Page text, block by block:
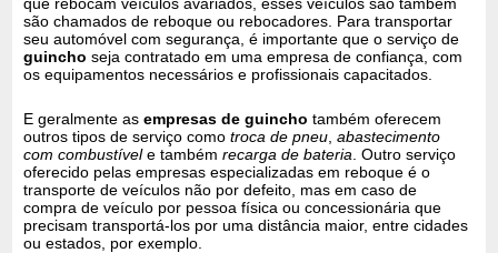
são chamados de reboque ou rebocadores. Para transportar
seu automóvel com segurança, é importante que o serviço de
guincho seja contratado em uma empresa de confiança, com
os equipamentos necessários e profissionais capacitados.
E geralmente asempresas de guincho também oferecem
outros tipos de serviço comotroca de pneu ,abastecimento
com combustívele tambémrecarga de bateria . Outro serviço
oferecido pelas empresas especializadas em reboque é o
transporte de veículos não por defeito, mas em caso de
compra de veículo por pessoa física ou concessionária que
precisam transportá-los por uma distância maior, entre cidades
ou estados, por exemplo.